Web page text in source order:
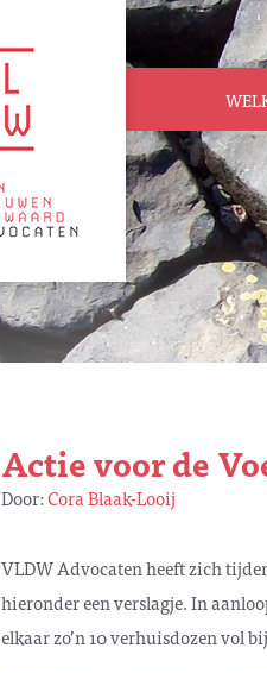
Actie voor de
Door:Cora Blaak-Looij
VLDW Advocaten heeft zich
hieronder een verslagje. In
elkaar zo’n 10 verhuisdozen vol